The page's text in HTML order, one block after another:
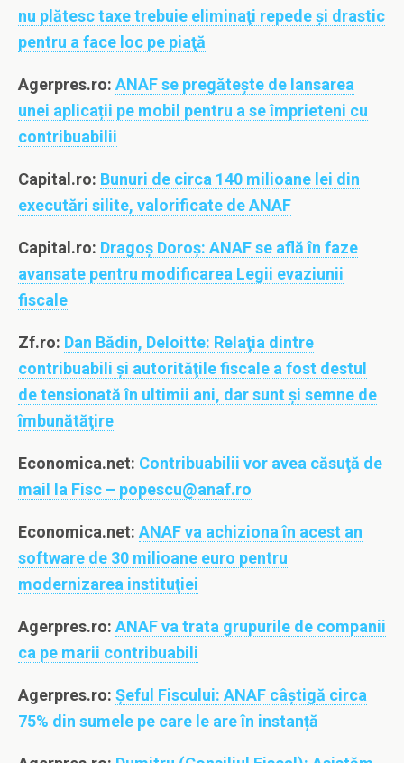
nu plătesc taxe trebuie eliminaţi repede şi drastic
pentru a face loc pe piaţă
Agerpres.ro: ANAF se pregătește de lansarea
unei aplicații pe mobil pentru a se împrieteni cu
contribuabilii
Capital.ro: Bunuri de circa 140 milioane lei din
executări silite, valorificate de ANAF
Capital.ro: Dragoş Doroş: ANAF se află în faze
avansate pentru modificarea Legii evaziunii
fiscale
Zf.ro: Dan Bădin, Deloitte: Relaţia dintre
contribuabili şi autorităţile fiscale a fost destul
de tensionată în ultimii ani, dar sunt şi semne de
îmbunătăţire
Economica.net: Contribuabilii vor avea căsuţă de
mail la Fisc – popescu@anaf.ro
Economica.net: ANAF va achiziona în acest an
software de 30 milioane euro pentru
modernizarea instituţiei
Agerpres.ro: ANAF va trata grupurile de companii
ca pe marii contribuabili
Agerpres.ro: Șeful Fiscului: ANAF câștigă circa
75% din sumele pe care le are în instanță